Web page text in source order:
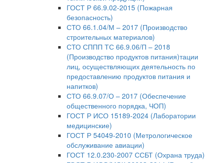
ГОСТ Р 66.9.02-2015 (Пожарная
безопасность)
СТО 66.1.04/М – 2017 (Производство
строительных материалов)
СТО СППП ТС 66.9.06/П – 2018
(Производство продуктов питания)тации
лиц, осуществляющих деятельность по
предоставлению продуктов питания и
напитков)
СТО 66.9.07/О – 2017 (Обеспечение
общественного порядка, ЧОП)
ГОСТ Р ИСО 15189-2024 (Лаборатории
медицинские)
ГОСТ Р 54049-2010 (Метрологическое
обслуживание авиации)
ГОСТ 12.0.230-2007 ССБТ (Охрана труда)